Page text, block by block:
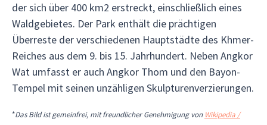
der sich über 400 km2 erstreckt, einschließlich eines
Waldgebietes. Der Park enthält die prächtigen
Überreste der verschiedenen Hauptstädte des Khmer-
Reiches aus dem 9. bis 15. Jahrhundert. Neben Angkor
Wat umfasst er auch Angkor Thom und den Bayon-
Tempel mit seinen unzähligen Skulpturenverzierungen.
*Das Bild ist gemeinfrei, mit freundlicher Genehmigung von Wikipedia /